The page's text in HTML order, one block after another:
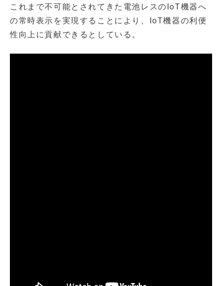
これまで不可能とされてきた電池レスのIoT機器へ
の常時表示を実現することにより、IoT機器の利便
性向上に貢献できるとしている。